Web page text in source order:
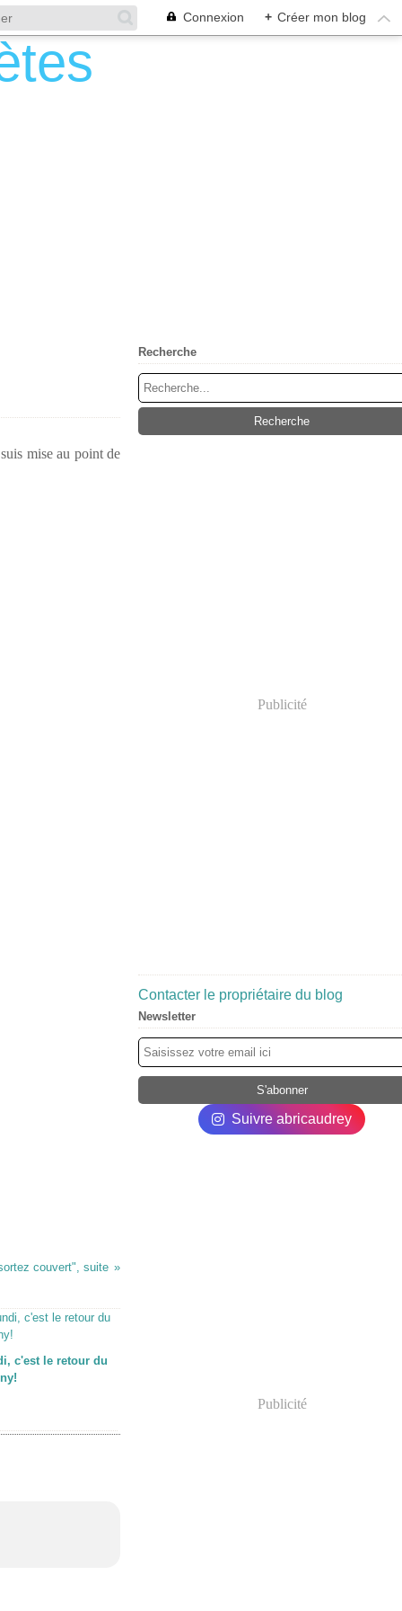
Connexion + Créer mon blog
mise au point de
couvert", suite
c'est le retour du
Recherche
Publicité
Contacter le propriétaire du blog
Newsletter
Suivre abricaudrey
Publicité